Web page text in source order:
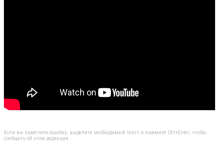
Если вы заметили ошибку, выделите необходимый текст и нажмите Ctrl+Enter, чтобы
сообщить об этом редакции